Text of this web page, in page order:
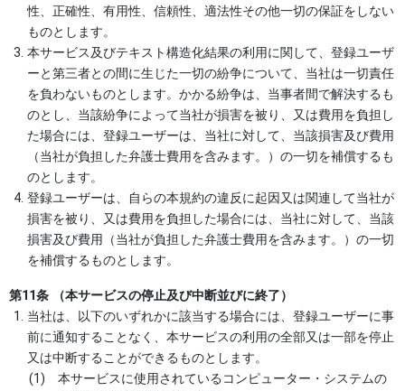
性、正確性、有用性、信頼性、適法性その他一切の保証をしない
ものとします。
本サービス及びテキスト構造化結果の利用に関して、登録ユーザ
ーと第三者との間に生じた一切の紛争について、当社は一切責任
を負わないものとします。かかる紛争は、当事者間で解決するも
のとし、当該紛争によって当社が損害を被り、又は費用を負担し
た場合には、登録ユーザーは、当社に対して、当該損害及び費用
（当社が負担した弁護士費用を含みます。）の一切を補償するも
のとします。
登録ユーザーは、自らの本規約の違反に起因又は関連して当社が
損害を被り、又は費用を負担した場合には、当社に対して、当該
損害及び費用（当社が負担した弁護士費用を含みます。）の一切
を補償するものとします。
第11条 （本サービスの停止及び中断並びに終了）
当社は、以下のいずれかに該当する場合には、登録ユーザーに事
前に通知することなく、本サービスの利用の全部又は一部を停止
又は中断することができるものとします。
本サービスに使用されているコンピューター・システムの